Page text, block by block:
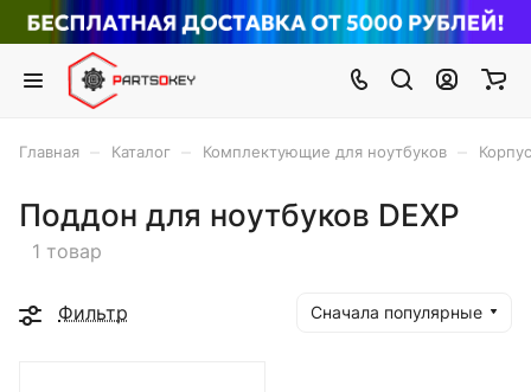
Главная Каталог Комплектующие для ноутбуков
Поддон для ноутбуков DEXP
1 товар
Фильтр Сначала популярные